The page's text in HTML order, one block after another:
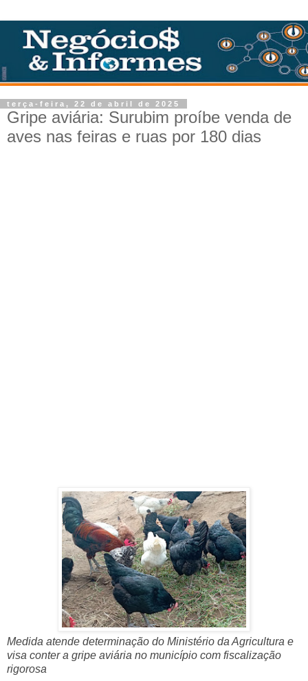
terça-feira, 22 de abril de 2025
Gripe aviária: Surubim proíbe venda de
aves nas feiras e ruas por 180 dias
Medida atende determinação do Ministério da Agricultura e
visa conter a gripe aviária no município com fiscalização
rigorosa